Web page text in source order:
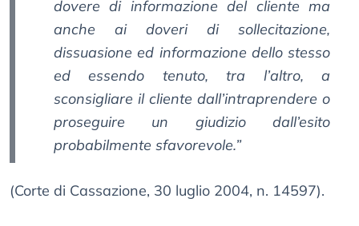
dovere di informazione del cliente ma
anche ai doveri di sollecitazione,
dissuasione ed informazione dello stesso
ed essendo tenuto, tra l’altro, a
sconsigliare il cliente dall’intraprendere o
proseguire un giudizio dall’esito
probabilmente sfavorevole.”
(Corte di Cassazione, 30 luglio 2004, n. 14597).